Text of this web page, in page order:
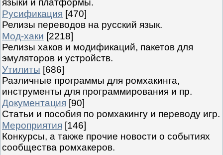
языки и платформы.
Русификация [470]
Релизы переводов на русский язык.
Мод-хаки [2218]
Релизы хаков и модификаций, пакетов для
эмуляторов и устройств.
Утилиты [686]
Различные программы для ромхакинга,
инструменты для программирования и пр.
Документация [90]
Статьи и пособия по ромхакингу и переводу игр.
Мероприятия [146]
Конкурсы, а также прочие новости о событиях
сообщества ромхакеров.